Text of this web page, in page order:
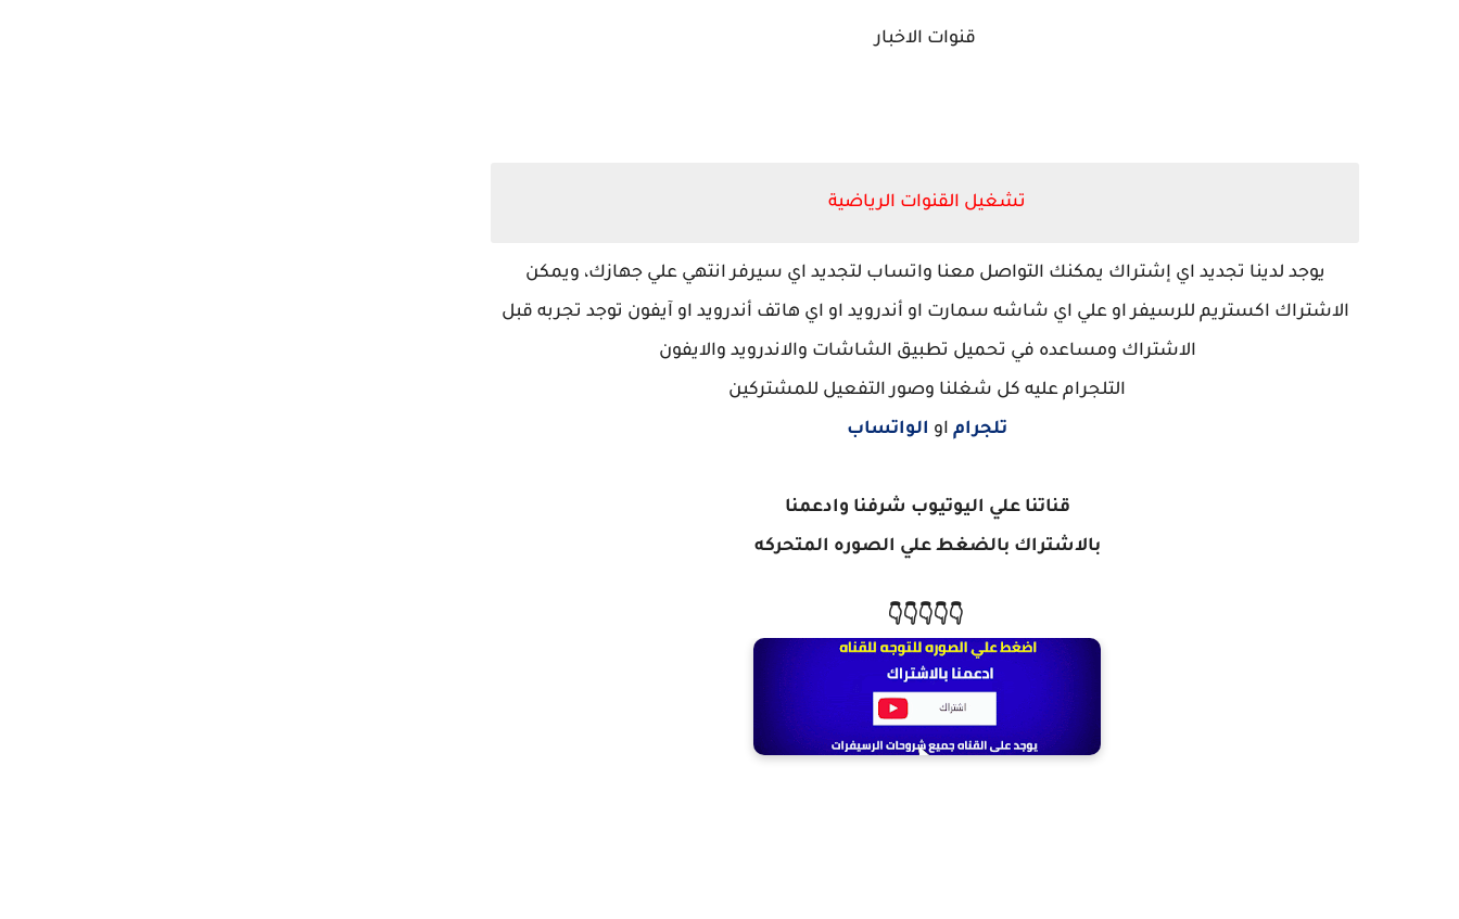
قنوات الاخبار
تشغيل القنوات الرياضية
يوجد لدينا تجديد اي إشتراك يمكنك التواصل معنا واتساب لتجديد اي سيرفر انتهي علي جهازك، ويمكن
الاشتراك اكستريم للرسيفر او علي اي شاشه سمارت او أندرويد او اي هاتف أندرويد او آيفون توجد تجربه قبل
الاشتراك ومساعده في تحميل تطبيق الشاشات والاندرويد والايفون
التلجرام عليه كل شغلنا وصور التفعيل للمشتركين
تلجرام او الواتساب
قناتنا علي اليوتيوب شرفنا وادعمنا
بالاشتراك بالضغط علي الصوره المتحركه
👇👇👇👇👇